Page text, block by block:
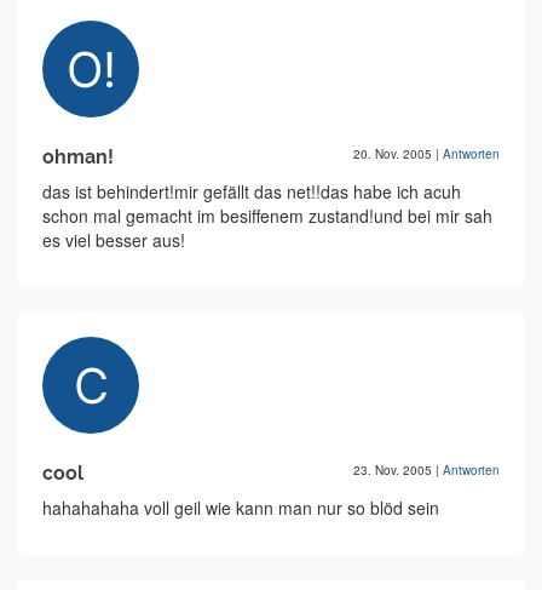
ohman! 20. Nov. 2005 | Antworten
das ist behindert!mir gefällt das net!!das habe ich acuh
schon mal gemacht im besiffenem zustand!und bei mir sah
es viel besser aus!
cool 23. Nov. 2005 | Antworten
hahahahaha voll geil wie kann man nur so blöd sein